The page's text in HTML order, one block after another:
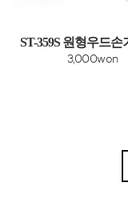
ST-359S 원형우드손
3,000won